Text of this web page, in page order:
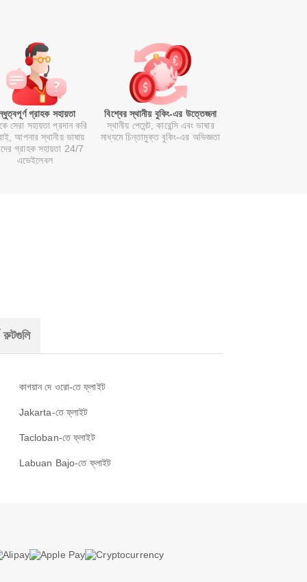
গ্রাহক সহায়তা
সেরা সহায়তা প্রদান করি
আপনার স্থানীয় ভাষায়
গ্রাহক সহায়তা 24/7
এভেইলেবল
বিশ্বের স্থানীয় বুকিং-এর উত্তেজনা
স্থানীয় পেমেন্ট, কারেন্সি এবং ভাষার
মাধ্যমে চিন্তামুক্ত বুকিং-এর অভিজ্ঞতা
রুটগুলি
কাগয়ান দে ওরো-তে ফ্লাইট
Jakarta-তে ফ্লাইট
Tacloban-তে ফ্লাইট
Labuan Bajo-তে ফ্লাইট